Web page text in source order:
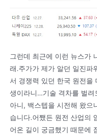
그런데 최근에 이런 뉴스가
래.주가가 제가 알던 일진파
서 경쟁력 있던 한국 원전을
생이라니…기술 격차를 벌려
아니, 백스텝을 시전해 왔으
습니다.어쨌든 원전 산업의
어온 길이 궁금했기 때문에